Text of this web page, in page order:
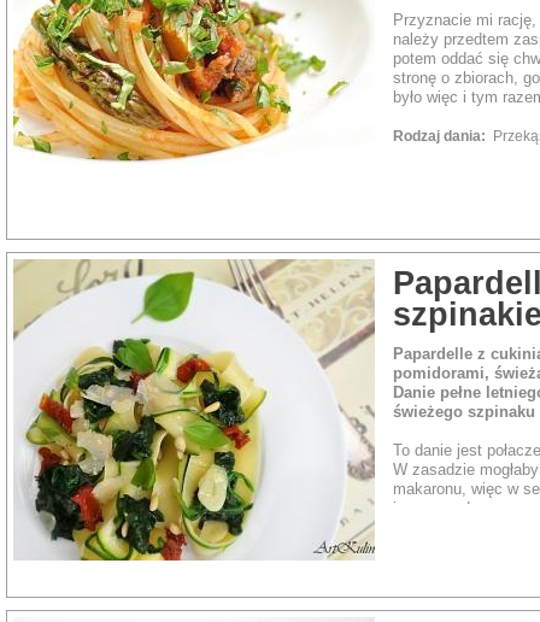
Przyznacie mi
należy przedtem
potem oddać się
stronę o zbiorach,
było więc i tym
Rodzaj dania:
Papardelle z
pomidorami,
Danie pełne
świeżego
To danie jest
W zasadzie
makaronu, więc w
je przyrządzam.